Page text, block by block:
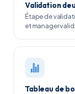
Validation
Étape de
et manager
Tableau de